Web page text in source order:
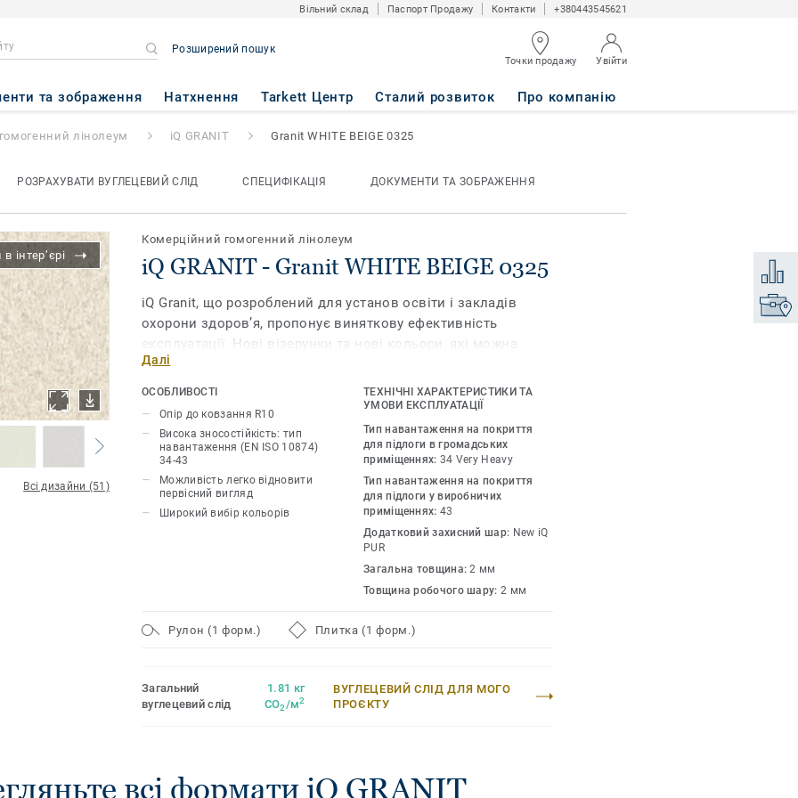
Вільний склад Паспорт Продажу Контакти +380443545621
Розширений пошук
Точки продажу Увійти
та зображення Натхнення Tarkett Центр Сталий розвиток Про компанію
WHITE BEIGE 0325
лінолеум iQ GRANIT Granit WHITE BEIGE 0325
РОЗРАХУВАТИ ВУГЛЕЦЕВИЙ СЛІД СПЕЦИФІКАЦІЯ ДОКУМЕНТИ ТА ЗОБРАЖЕННЯ
інтер’єрі
Всі дизайни (51)
Комерційний гомогенний лінолеум
iQ GRANIT - Granit WHITE BEIGE 0325
iQ Granit, що розроблений для установ освіти і закладів
охорони здоров’я, пропонує виняткову ефективність
експлуатації. Нові візерунки та нові кольори, які можна
поєднувати, але також які красиві самі по собі. iQ Granit
забезпечує надзвичайну довговічність, а також чудову
стійкість до зносу, плям і стирання для всіх місць з
інтенсивним рухом. Немає потреби в мастиках чи воску,
достатньо простого сухого полірування, щоб відновити
початковий вигляд цї підлоги. Завдяки різноманітності
форматів і узгоджених аксесуарів, включно з варіантами
акустичних, антистатичних і стійких до ковзання покриттів
для підлог, iQ Granit є справжньою пропозицією багатьох
Далі
ОСОБЛИВОСТІ
Опір до ковзання R10
Висока зносостійкість: тип
навантаження (EN ISO 10874)
34-43
Можливість легко відновити
первісний вигляд
Широкий вибір кольорів
ТЕХНІЧНІ ХАРАКТЕРИСТИКИ ТА
УМОВИ ЕКСПЛУАТАЦІЇ
Тип навантаження на покриття
для підлоги в громадських
приміщеннях: 34 Very Heavy
Тип навантаження на покриття
для підлоги у виробничих
приміщеннях: 43
Додатковий захисний шар: New iQ
PUR
Загальна товщина:2 мм
Товщина робочого шару: 2 мм
Рулон (1 форм.) Плитка (1 форм.)
Загальний
вуглецевий слід
1.81 кг
CO2/м2
ВУГЛЕЦЕВИЙ СЛІД ДЛЯ МОГО
ПРОЄКТУ
всі формати iQ GRANIT